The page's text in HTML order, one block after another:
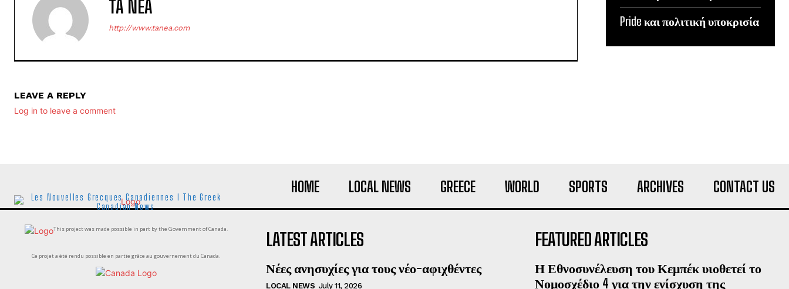
TA NEA
http://www.tanea.com
LEAVE A REPLY
Log in to leave a comment
Pride και πολιτική υποκρισία
HOME LOCAL NEWS GREECE WORLD SPORTS ARCHIVES CONTACT US
Les Nouvelles Grecques Canadiennes I The Greek
Canadian News
This project was made possible in part by the Government of Canada.
Ce projet a été rendu possible en partie grâce au gouvernement du Canada.
LATEST ARTICLES
Νέες ανησυχίες για τους νέο-αφιχθέντες
LOCAL NEWS July 11, 2026
FEATURED ARTICLES
Η Εθνοσυνέλευση του Κεμπέκ υιοθετεί το
Νομοσχέδιο 4 για την ενίσχυση της